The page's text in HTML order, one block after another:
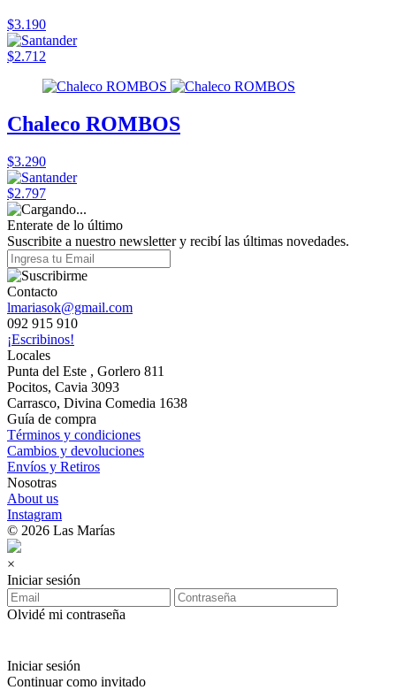
$3.190
$2.712
Chaleco ROMBOS
$3.290
$2.797
Enterate de lo último
Suscribite a nuestro newsletter y recibí las últimas novedades.
Contacto
lmariasok@gmail.com
092 915 910
¡Escribinos!
Locales
Punta del Este , Gorlero 811
Pocitos, Cavia 3093
Carrasco, Divina Comedia 1638
Guía de compra
Términos y condiciones
Cambios y devoluciones
Envíos y Retiros
Nosotras
About us
Instagram
© 2026 Las Marías
×
Iniciar sesión
Olvidé mi contraseña
Iniciar sesión
Continuar como invitado